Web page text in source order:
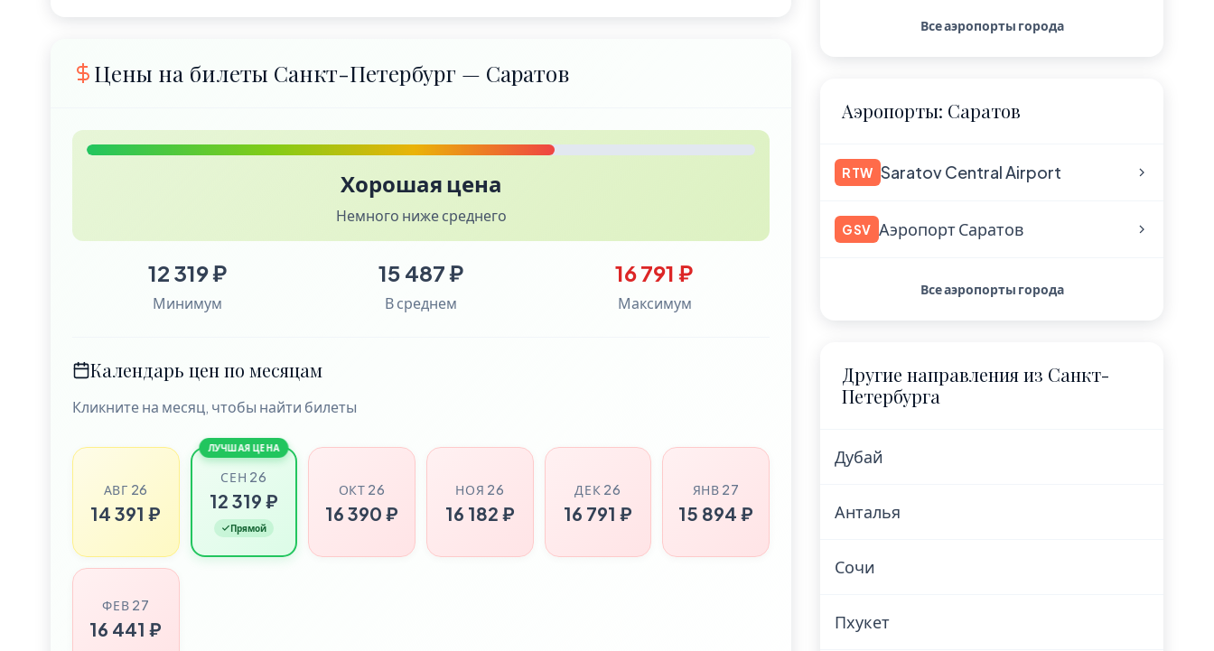
Цены на билеты Санкт-Петербург — Саратов
Хорошая цена
Немного ниже среднего
12 319 ₽
Минимум
15 487 ₽
В среднем
16 791 ₽
Максимум
Календарь цен по месяцам
Кликните на месяц, чтобы найти билеты
АВГ 26
14 391 ₽
ЛУЧШАЯ ЦЕНА
СЕН 26
12 319 ₽
Прямой
ОКТ 26
16 390 ₽
НОЯ 26
16 182 ₽
ДЕК 26
16 791 ₽
ЯНВ 27
15 894 ₽
ФЕВ 27
16 441 ₽
Все аэропорты города
Аэропорты: Саратов
RTW Saratov Central Airport
GSV Аэропорт Саратов
Все аэропорты города
Другие направления из Санкт-
Петербурга
Дубай
Анталья
Сочи
Пхукет